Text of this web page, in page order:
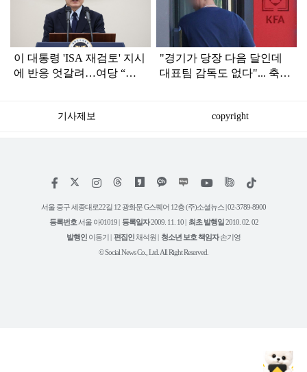
이 대통령 'ISA 재검토' 지시
에 반응 엇갈려…여당 “적
"경기가 당장 다음 달인데
대표팀 감독도 없다"... 축구
기사제보 copyright
페
스
인
타
램
위
트
유
튜
틱
서울 중구 세종대로22길 12 광화문 G스퀘어 12층 (주)소셜뉴스 | 02-3789-8900
등록번호 서울 아01019 | 등록일자2009. 11. 10 | 최초 발행일2010. 02. 02
발행인 이동기 | 편집인채석원 | 청소년 보호 책임자손기영
© Social News Co., Ltd. All Right Reserved.